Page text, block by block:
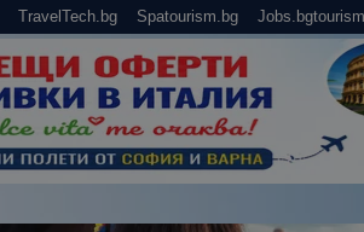
TravelTech.bg Spatourism.bg